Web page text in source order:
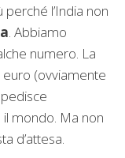
l’India non
. Abbiamo
numero. La
(ovviamente
mondo. Ma non
d’attesa.